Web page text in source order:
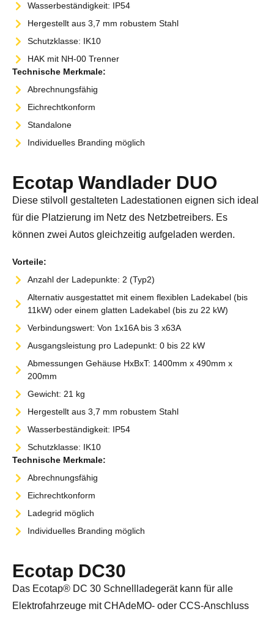
Wasserbeständigkeit: IP54
Hergestellt aus 3,7 mm robustem Stahl
Schutzklasse: IK10
HAK mit NH-00 Trenner
Technische Merkmale:
Abrechnungsfähig
Eichrechtkonform
Standalone
Individuelles Branding möglich
Ecotap Wandlader DUO
Diese stilvoll gestalteten Ladestationen eignen sich ideal
für die Platzierung im Netz des Netzbetreibers. Es
können zwei Autos gleichzeitig aufgeladen werden.
Vorteile:
Anzahl der Ladepunkte: 2 (Typ2)
Alternativ ausgestattet mit einem flexiblen Ladekabel (bis
11kW) oder einem glatten Ladekabel (bis zu 22 kW)
Verbindungswert: Von 1x16A bis 3 x63A
Ausgangsleistung pro Ladepunkt: 0 bis 22 kW
Abmessungen Gehäuse HxBxT: 1400mm x 490mm x
200mm
Gewicht: 21 kg
Hergestellt aus 3,7 mm robustem Stahl
Wasserbeständigkeit: IP54
Schutzklasse: IK10
Technische Merkmale:
Abrechnungsfähig
Eichrechtkonform
Ladegrid möglich
Individuelles Branding möglich
Ecotap DC30
Das Ecotap® DC 30 Schnellladegerät kann für alle
Elektrofahrzeuge mit CHAdeMO- oder CCS-Anschluss